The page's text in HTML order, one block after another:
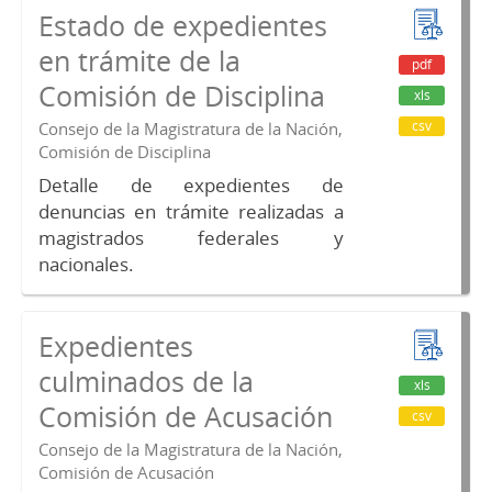
Estado de expedientes
en trámite de la
Comisión de Disciplina
Consejo de la Magistratura de la Nación,
Comisión de Disciplina
Detalle de expedientes de
denuncias en trámite realizadas a
magistrados federales y
nacionales.
pdf
xls
csv
Expedientes
culminados de la
Comisión de Acusación
Consejo de la Magistratura de la Nación,
Comisión de Acusación
xls
csv